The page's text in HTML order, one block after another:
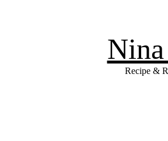
Recipe &